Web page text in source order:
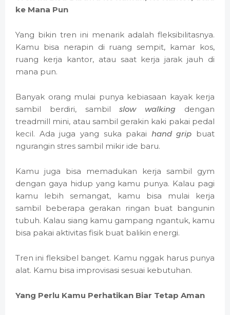
ke Mana Pun
Yang bikin tren ini menarik adalah fleksibilitasnya.
Kamu bisa nerapin di ruang sempit, kamar kos,
ruang kerja kantor, atau saat kerja jarak jauh di
mana pun.
Banyak orang mulai punya kebiasaan kayak kerja
sambil berdiri, sambilslow walking dengan
treadmill mini, atau sambil gerakin kaki pakai pedal
kecil. Ada juga yang suka pakai hand grip buat
ngurangin stres sambil mikir ide baru.
Kamu juga bisa memadukan kerja sambil gym
dengan gaya hidup yang kamu punya. Kalau pagi
kamu lebih semangat, kamu bisa mulai kerja
sambil beberapa gerakan ringan buat bangunin
tubuh. Kalau siang kamu gampang ngantuk, kamu
bisa pakai aktivitas fisik buat balikin energi.
Tren ini fleksibel banget. Kamu nggak harus punya
alat. Kamu bisa improvisasi sesuai kebutuhan.
Yang Perlu Kamu Perhatikan Biar Tetap Aman